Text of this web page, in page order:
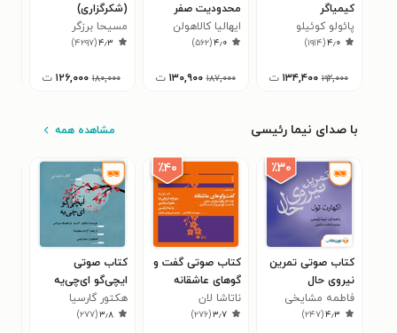
کیمیاگر
پائولو کوئیلو
۴٫۰(۱۹۱۴)
۱۹۲,۰۰۰ ۱۳۴,۴۰۰ ت
محدودیت صفر
ایهالیا کالاهولن
۴٫۰(۵۶۲)
۱۸۷,۰۰۰ ۱۳۰,۹۰۰ ت
(شکرگزاری)
مسیحا برزگر
۴٫۳(۴۲۹۷)
۱۸۰,۰۰۰ ۱۲۶,۰۰۰ ت
با صدای نیما رئیسی مشاهده همه
٪۳۰
کتاب صوتی تمرین
نیروی حال
فاطمه مشایخی
۴٫۳(۲۴۷)
٪۴۰
کتاب صوتی گفت و
گوهای عاشقانه
ناتاشا لان
۳٫۷(۲۷۶)
کتاب صوتی
ایچی‌گو ای‌چی‌یه
هکتور گارسیا
۳٫۸(۲۷۷)